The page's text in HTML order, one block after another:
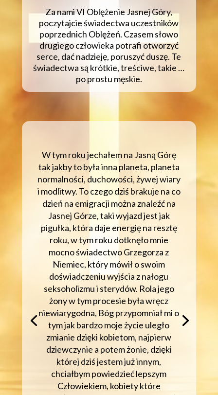
Za nami VI Oblężenie Jasnej Góry,
poczytajcie świadectwa uczestników
poprzednich Oblężeń. Czasem słowo
drugiego człowieka potrafi otworzyć
serce, dać nadzieję, poruszyć duszę. Te
świadectwa są krótkie, treściwe, takie …
po prostu męskie.
W tym roku jechałem na Jasną Górę
tak jakby to była inna planeta, planeta
normalności, duchowości, żywej wiary
i modlitwy. To czego dziś brakuje na co
dzień na emigracji można znaleźć na
Jasnej Górze, taki wyjazd jest jak
pigułka, która daje energię na resztę
roku, w tym roku dotknęło mnie
mocno świadectwo Grzegorza z
Niemiec, który mówił o swoim
doświadczeniu wyjścia z nałogu
seksoholizmu i sterydów. Rola jego
żony w tym procesie była wręcz
niewiarygodna, Bóg przypomniał mi o
tym jak bardzo moje życie uległo
zmianie dzięki kobietom, najpierw
dziewczynie a potem żonie, dzięki
której dziś jestem już innym,
chciałbym powiedzieć lepszym
Człowiekiem, kobiety które